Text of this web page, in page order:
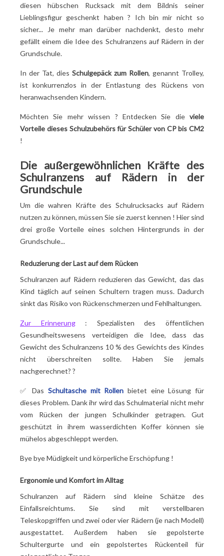
diesen hübschen Rucksack mit dem Bildnis seiner
Lieblingsfigur geschenkt haben ? Ich bin mir nicht so
sicher... Je mehr man darüber nachdenkt, desto mehr
gefällt einem die Idee des Schulranzens auf Rädern in der
Grundschule.
In der Tat, dies Schulgepäck zum Rollen, genannt Trolley,
ist konkurrenzlos in der Entlastung des Rückens von
heranwachsenden Kindern.
Möchten Sie mehr wissen ? Entdecken Sie die viele
Vorteile dieses Schulzubehörs für Schüler von CP bis CM2
!
Die außergewöhnlichen Kräfte des
Schulranzens auf Rädern in der
Grundschule
Um die wahren Kräfte des Schulrucksacks auf Rädern
nutzen zu können, müssen Sie sie zuerst kennen ! Hier sind
drei große Vorteile eines solchen Hintergrunds in der
Grundschule...
Reduzierung der Last auf dem Rücken
Schulranzen auf Rädern reduzieren das Gewicht, das das
Kind täglich auf seinen Schultern tragen muss. Dadurch
sinkt das Risiko von Rückenschmerzen und Fehlhaltungen.
Zur Erinnerung: Spezialisten des öffentlichen
Gesundheitswesens verteidigen die Idee, dass das
Gewicht des Schulranzens 10 % des Gewichts des Kindes
nicht überschreiten sollte. Haben Sie jemals
nachgerechnet? ?
✅ Das Schultasche mit Rollen bietet eine Lösung für
dieses Problem. Dank ihr wird das Schulmaterial nicht mehr
vom Rücken der jungen Schulkinder getragen. Gut
geschützt in ihrem wasserdichten Koffer können sie
mühelos abgeschleppt werden.
Bye bye Müdigkeit und körperliche Erschöpfung !
Ergonomie und Komfort im Alltag
Schulranzen auf Rädern sind kleine Schätze des
Einfallsreichtums. Sie sind mit verstellbaren
Teleskopgriffen und zwei oder vier Rädern (je nach Modell)
ausgestattet. Außerdem haben sie gepolsterte
Schultergurte und ein gepolstertes Rückenteil für